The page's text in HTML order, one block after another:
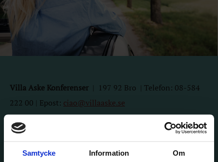
Samtycke Information Om
Villa Aske Konferenser 197 92 Bro | Telefon: 08-584
222 00 | Epost: ciao@villaaske.se
Karta och vägbeskrivning Google Maps